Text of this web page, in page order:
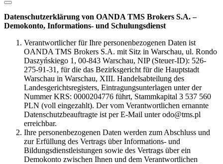
Datenschutzerklärung von OANDA TMS Brokers S.A. –
Demokonto, Informations- und Schulungsdienst
Verantwortlicher für Ihre personenbezogenen Daten ist
OANDA TMS Brokers S.A. mit Sitz in Warschau, ul. Rondo
Daszyńskiego 1, 00-843 Warschau, NIP (Steuer-ID): 526-
275-91-31, für die das Bezirksgericht für die Hauptstadt
Warschau in Warschau, XIII. Handelsabteilung des
Landesgerichtsregisters, Eintragungsunterlagen unter der
Nummer KRS: 0000204776 führt, Stammkapital 3 537 560
PLN (voll eingezahlt). Der vom Verantwortlichen ernannte
Datenschutzbeauftragte ist per E-Mail unter odo@tms.pl
erreichbar.
Ihre personenbezogenen Daten werden zum Abschluss und
zur Erfüllung des Vertrags über Informations- und
Bildungsdienstleistungen sowie des Vertrags über ein
Demokonto zwischen Ihnen und dem Verantwortlichen